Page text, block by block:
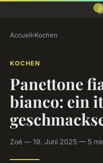
Accueil›Kochen
KOCHEN
Panettone
bianco: ein
Zoé — 19. Juni 2025 — 5